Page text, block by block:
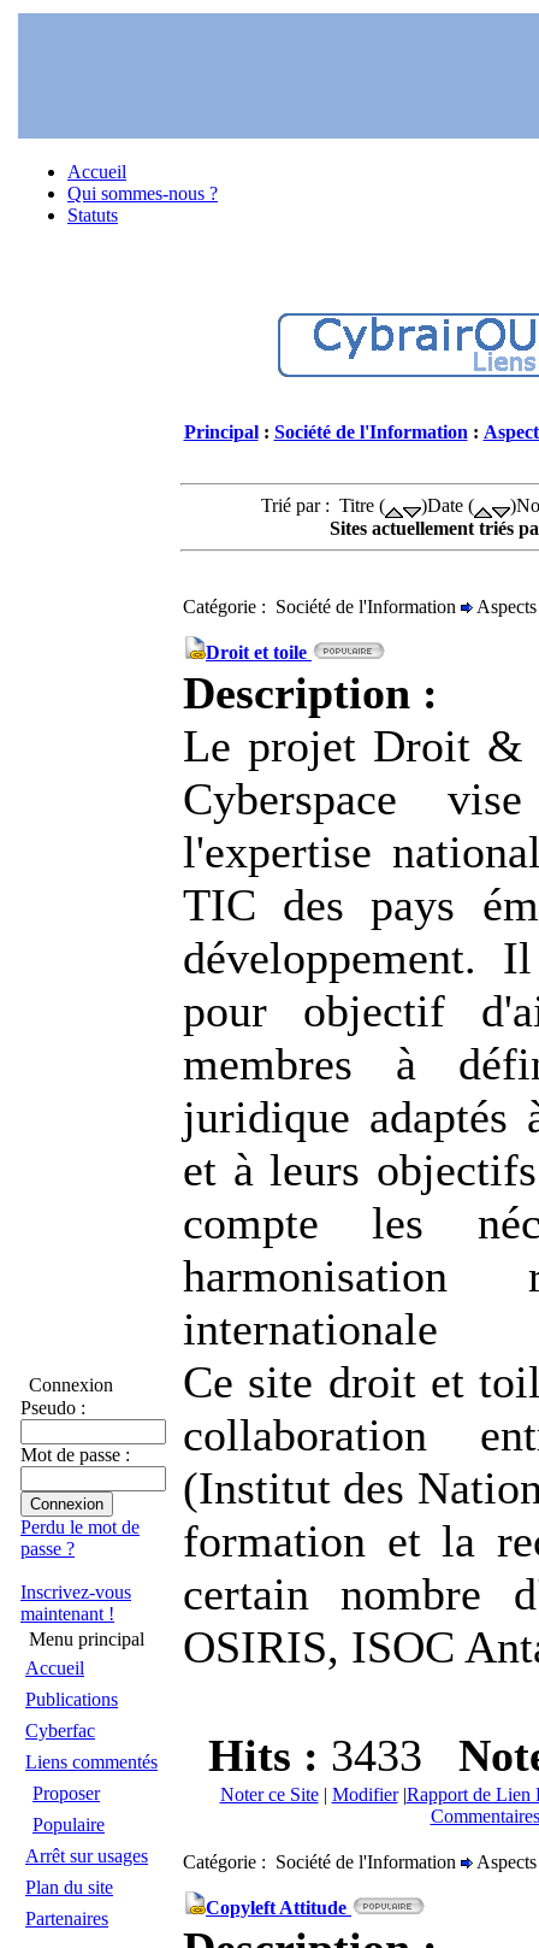
Accueil
Qui sommes-nous ?
Statuts
Connexion
Pseudo :
Mot de passe :
Perdu le mot de
passe ?
Inscrivez-vous
maintenant !
Menu principal
Accueil
Publications
Cyberfac
Liens commentés
Proposer
Populaire
Arrêt sur usages
Plan du site
Partenaires
Principal: Société de l'Information :
Trié par : Titre ( )Date (
Sites actuellement triés
Catégorie : Société de l'Information
Droit et toile
Description :
Le projet Droit
Cyberspace
l'expertise
TIC des pays
développement.
pour objectif
membres à
juridique adaptés
et à leurs
compte les
harmonisation
internationale
Ce site droit et
collaboration
(Institut des
formation et la
certain nombre
OSIRIS, ISOC
Hits : 3433
Noter ce Site| Modifier|Rapport de Lien
Catégorie : Société de l'Information
Copyleft Attitude